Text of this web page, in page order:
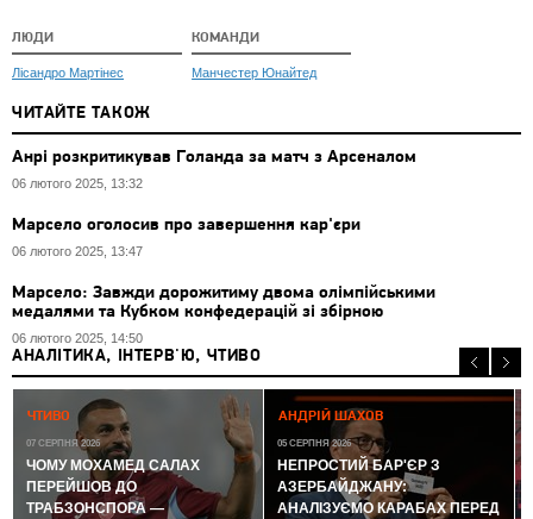
ЛЮДИ
Лісандро Мартінес
КОМАНДИ
Манчестер Юнайтед
ЧИТАЙТЕ ТАКОЖ
Анрі розкритикував Голанда за матч з Арсеналом
06 лютого 2025, 13:32
Марсело оголосив про завершення кар'єри
06 лютого 2025, 13:47
Марсело: Завжди дорожитиму двома олімпійськими
медалями та Кубком конфедерацій зі збірною
06 лютого 2025, 14:50
АНАЛІТИКА, ІНТЕРВ'Ю, ЧТИВО
ЧТИВО
07 СЕРПНЯ 2026
ЧОМУ МОХАМЕД САЛАХ
ПЕРЕЙШОВ ДО
ТРАБЗОНСПОРА —
АНДРІЙ ШАХОВ
05 СЕРПНЯ 2026
НЕПРОСТИЙ БАР'ЄР З
АЗЕРБАЙДЖАНУ:
АНАЛІЗУЄМО КАРАБАХ ПЕРЕД